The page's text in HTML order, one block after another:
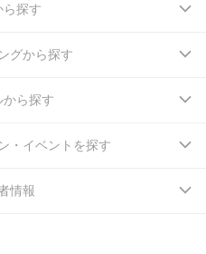
ら探す
グから探す
から探す
・イベントを探す
情報